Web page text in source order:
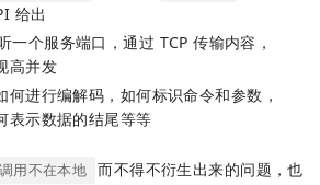
给出
个服务端口，通过 TCP 传输内容，
高并发
何进行编解码，如何标识命令和参数，
表示数据的结尾等等
调用不在本地
而不得不衍生出来的问题，也